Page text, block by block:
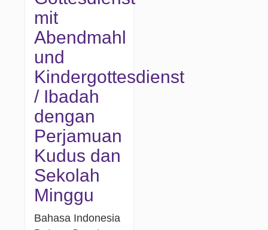
mit
Abendmahl
und
Kindergottesdienst
/ Ibadah
dengan
Perjamuan
Kudus dan
Sekolah
Minggu
Bahasa Indonesia